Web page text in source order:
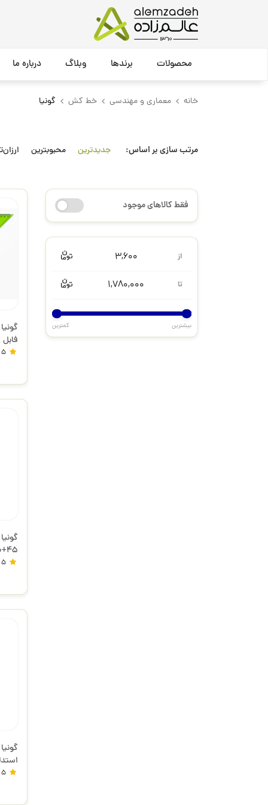
محصولات برندها وبلاگ درباره ما
خانه معماری و مهندسی خط کش گونیا
مرتب سازی بر اساس: جدیدترین محبوبترین
فقط کالاهای موجود
از 3,600
تا 1,780,000
بیشترین کمترین
فابل
45+30 درجه شفاف فابل